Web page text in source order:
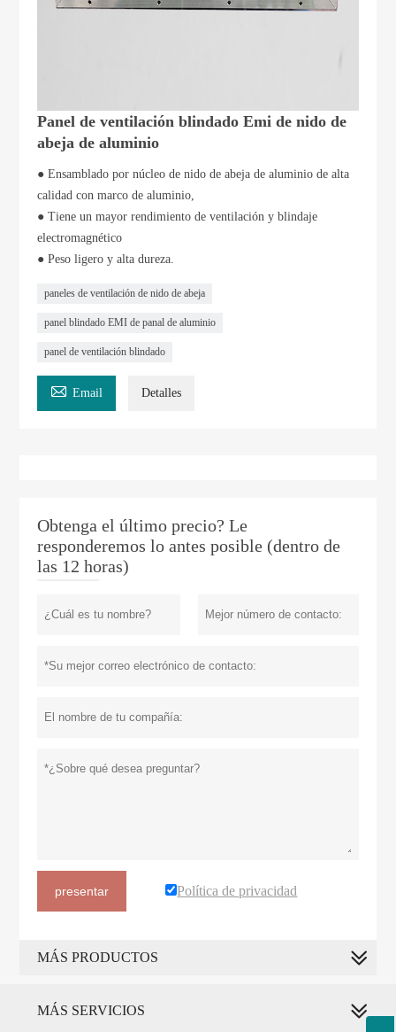
Panel de ventilación blindado Emi de nido de
abeja de aluminio
● Ensamblado por núcleo de nido de abeja de aluminio de alta
calidad con marco de aluminio,
● Tiene un mayor rendimiento de ventilación y blindaje
electromagnético
● Peso ligero y alta dureza.
paneles de ventilación de nido de abeja
panel blindado EMI de panal de aluminio
panel de ventilación blindado
 Email Detalles
Obtenga el último precio? Le
responderemos lo antes posible (dentro de
las 12 horas)
presentar Política de privacidad
MÁS PRODUCTOS
MÁS SERVICIOS